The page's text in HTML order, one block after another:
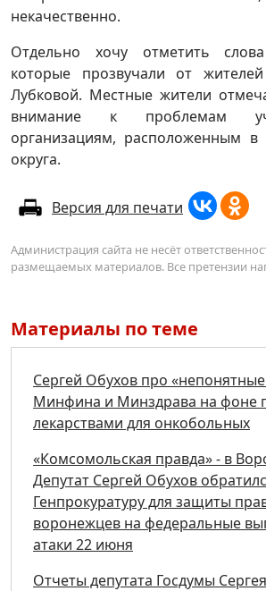
некачественно.
Отдельно хочу отметить слова
которые прозвучали от
Лубковой. Местные жители
внимание к проблемам
организациям, расположенным в
округа.
Версия для печати
Администрация сайта не несёт
размещаемых материалов. Все претензии
Материалы по теме
Сергей Обухов про
Минфина и Минздрава на фоне
лекарствами для онкобольных
«Комсомольская правда» - в
Депутат Сергей Обухов
Генпрокуратуру для защиты
воронежцев на федеральные
атаки 22 июня
Отчеты депутата Госдумы